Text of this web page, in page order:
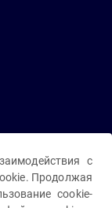
с
Продолжая
cookie-